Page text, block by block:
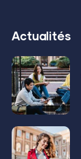
Actualités